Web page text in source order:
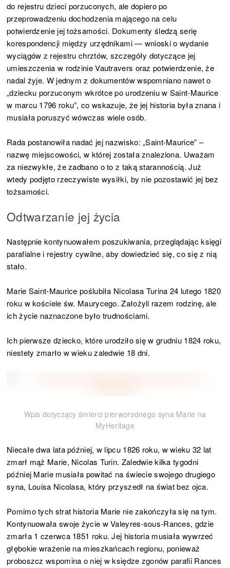
do rejestru dzieci porzuconych, ale dopiero po
przeprowadzeniu dochodzenia mającego na celu
potwierdzenie jej tożsamości. Dokumenty śledzą serię
korespondencji między urzędnikami — wnioski o wydanie
wyciągów z rejestru chrztów, szczegóły dotyczące jej
umieszczenia w rodzinie Vautravers oraz potwierdzenie, że
nadal żyje. W jednym z dokumentów wspomniano nawet o
„dziecku porzuconym wkrótce po urodzeniu w Saint-Maurice
w marcu 1796 roku”, co wskazuje, że jej historia była znana i
musiała poruszyć wówczas wiele osób.
Rada postanowiła nadać jej nazwisko: „Saint-Maurice” –
nazwę miejscowości, w której została znaleziona. Uważam
za niezwykłe, że zadbano o to z taką starannością. Już
wtedy podjęto rzeczywiste wysiłki, by nie pozostawić jej bez
tożsamości.
Odtwarzanie jej życia
Następnie kontynuowałem poszukiwania, przeglądając księgi
parafialne i rejestry cywilne, aby dowiedzieć się, co się z nią
stało.
Marie Saint-Maurice poślubiła Nicolasa Turina 24 lutego 1820
roku w kościele św. Maurycego. Założyli razem rodzinę, ale
ich życie naznaczone było trudnościami.
Ich pierwsze dziecko, które urodziło się w grudniu 1824 roku,
niestety zmarło w wieku zaledwie 18 dni.
Wpis dotyczący śmierci pierworodnego syna Marie na
MyHeritage
Niecałe dwa lata później, w lipcu 1826 roku, w wieku 32 lat
zmarł mąż Marie, Nicolas Turin. Zaledwie kilka tygodni
później Marie musiała powitać na świecie swojego drugiego
syna, Louisa Nicolasa, który przyszedł na świat bez ojca.
Pomimo tych strat historia Marie nie zakończyła się na tym.
Kontynuowała swoje życie w Valeyres-sous-Rances, gdzie
zmarła 1 czerwca 1851 roku. Jej historia musiała wywrzeć
głębokie wrażenie na mieszkańcach regionu, ponieważ
proboszcz wspomina o niej w księdze zgonów parafii Rances